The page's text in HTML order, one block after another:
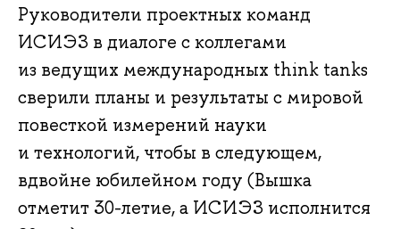
Руководители проектных команд
ИСИЭЗ в диалоге с коллегами
из ведущих международных think tanks
сверили планы и результаты с мировой
повесткой измерений науки
и технологий, чтобы в следующем,
вдвойне юбилейном году (Вышка
отметит 30-летие, а ИСИЭЗ исполнится